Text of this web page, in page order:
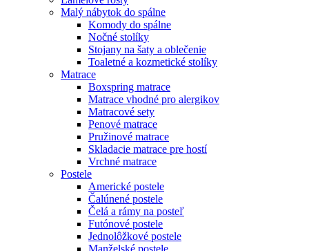
Malý nábytok do spálne
Komody do spálne
Nočné stolíky
Stojany na šaty a oblečenie
Toaletné a kozmetické stolíky
Matrace
Boxspring matrace
Matrace vhodné pro alergikov
Matracové sety
Penové matrace
Pružinové matrace
Skladacie matrace pre hostí
Vrchné matrace
Postele
Americké postele
Čalúnené postele
Čelá a rámy na posteľ
Futónové postele
Jednolôžkové postele
Manželské postele